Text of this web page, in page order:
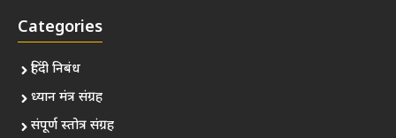
Categories
हिंदी निबंध
ध्यान मंत्र संग्रह
संपूर्ण स्तोत्र संग्रह